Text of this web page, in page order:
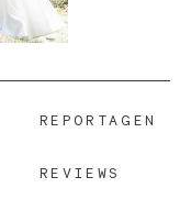
REPORTAGEN
REVIEWS